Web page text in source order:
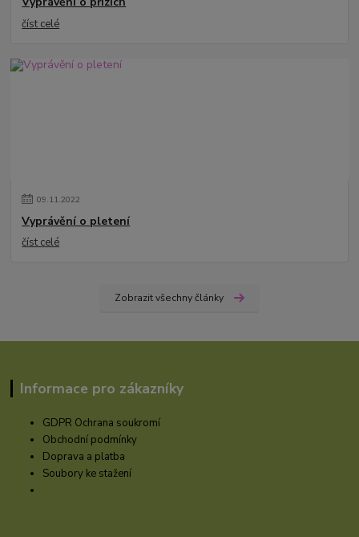
číst celé
09.11.2022
Vyprávění o pletení
číst celé
Zobrazit všechny články
Informace pro zákazníky
GDPR Ochrana soukromí
Obchodní podmínky
Doprava a platba
Soubory ke stažení